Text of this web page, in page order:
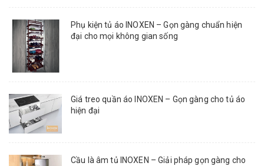
Phụ kiện tủ áo INOXEN – Gọn gàng chuẩn hiện
đại cho mọi không gian sống
Giá treo quần áo INOXEN – Gọn gàng cho tủ áo
hiện đại
Cầu là âm tủ INOXEN – Giải pháp gọn gàng cho